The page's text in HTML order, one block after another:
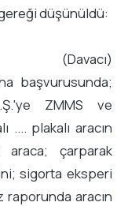
düşünüldü:
başvurusunda;
ZMMS ve
.... plakalı aracın
araca; çarparak
sigorta eksperi
aracın